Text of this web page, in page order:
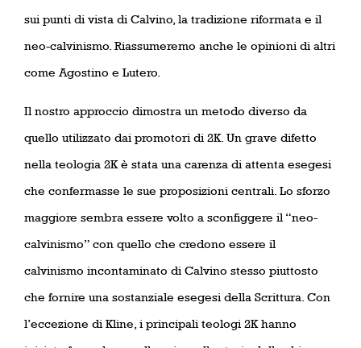
sui punti di vista di Calvino, la tradizione riformata e il
neo-calvinismo. Riassumeremo anche le opinioni di altri
come Agostino e Lutero.
Il nostro approccio dimostra un metodo diverso da
quello utilizzato dai promotori di 2K. Un grave difetto
nella teologia 2K è stata una carenza di attenta esegesi
che confermasse le sue proposizioni centrali. Lo sforzo
maggiore sembra essere volto a sconfiggere il “neo-
calvinismo” con quello che credono essere il
calvinismo incontaminato di Calvino stesso piuttosto
che fornire una sostanziale esegesi della Scrittura. Con
l’eccezione di Kline, i principali teologi 2K hanno